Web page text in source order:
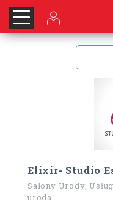
Elixir- Studio
Salony Urody,
uroda